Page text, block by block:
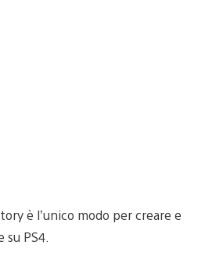
è l’unico modo per creare e
PS4.